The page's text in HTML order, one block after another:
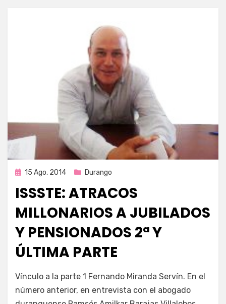
Publicada
15 Ago, 2014 Durango
ISSSTE: ATRACOS
MILLONARIOS A JUBILADOS
Y PENSIONADOS 2ª Y
ÚLTIMA PARTE
Enrique
Vínculo a la parte 1 Fernando Miranda Servín. En el
número anterior, en entrevista con el abogado